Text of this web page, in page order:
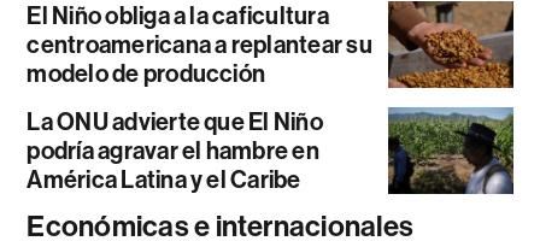
El Niño obliga a la caficultura
centroamericana a replantear su
modelo de producción
La ONU advierte que El Niño
podría agravar el hambre en
América Latina y el Caribe
Económicas e internacionales